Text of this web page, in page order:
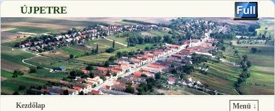
ÚJPETRE
Kezdőlap
Menü ↓